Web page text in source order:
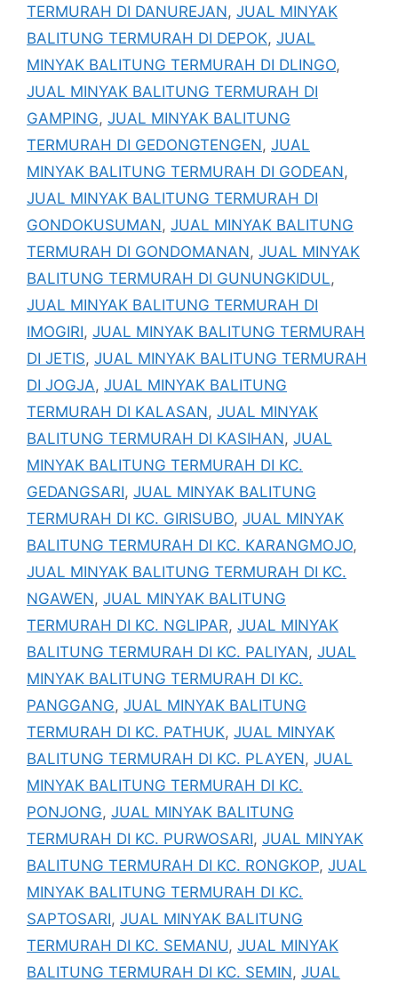
TERMURAH DI DANUREJAN, JUAL MINYAK
BALITUNG TERMURAH DI DEPOK, JUAL
MINYAK BALITUNG TERMURAH DI DLINGO,
JUAL MINYAK BALITUNG TERMURAH DI
GAMPING, JUAL MINYAK BALITUNG
TERMURAH DI GEDONGTENGEN, JUAL
MINYAK BALITUNG TERMURAH DI GODEAN,
JUAL MINYAK BALITUNG TERMURAH DI
GONDOKUSUMAN, JUAL MINYAK BALITUNG
TERMURAH DI GONDOMANAN, JUAL MINYAK
BALITUNG TERMURAH DI GUNUNGKIDUL,
JUAL MINYAK BALITUNG TERMURAH DI
IMOGIRI, JUAL MINYAK BALITUNG TERMURAH
DI JETIS, JUAL MINYAK BALITUNG TERMURAH
DI JOGJA, JUAL MINYAK BALITUNG
TERMURAH DI KALASAN, JUAL MINYAK
BALITUNG TERMURAH DI KASIHAN, JUAL
MINYAK BALITUNG TERMURAH DI KC.
GEDANGSARI, JUAL MINYAK BALITUNG
TERMURAH DI KC. GIRISUBO, JUAL MINYAK
BALITUNG TERMURAH DI KC. KARANGMOJO,
JUAL MINYAK BALITUNG TERMURAH DI KC.
NGAWEN, JUAL MINYAK BALITUNG
TERMURAH DI KC. NGLIPAR, JUAL MINYAK
BALITUNG TERMURAH DI KC. PALIYAN, JUAL
MINYAK BALITUNG TERMURAH DI KC.
PANGGANG, JUAL MINYAK BALITUNG
TERMURAH DI KC. PATHUK, JUAL MINYAK
BALITUNG TERMURAH DI KC. PLAYEN, JUAL
MINYAK BALITUNG TERMURAH DI KC.
PONJONG, JUAL MINYAK BALITUNG
TERMURAH DI KC. PURWOSARI, JUAL MINYAK
BALITUNG TERMURAH DI KC. RONGKOP, JUAL
MINYAK BALITUNG TERMURAH DI KC.
SAPTOSARI, JUAL MINYAK BALITUNG
TERMURAH DI KC. SEMANU, JUAL MINYAK
BALITUNG TERMURAH DI KC. SEMIN, JUAL